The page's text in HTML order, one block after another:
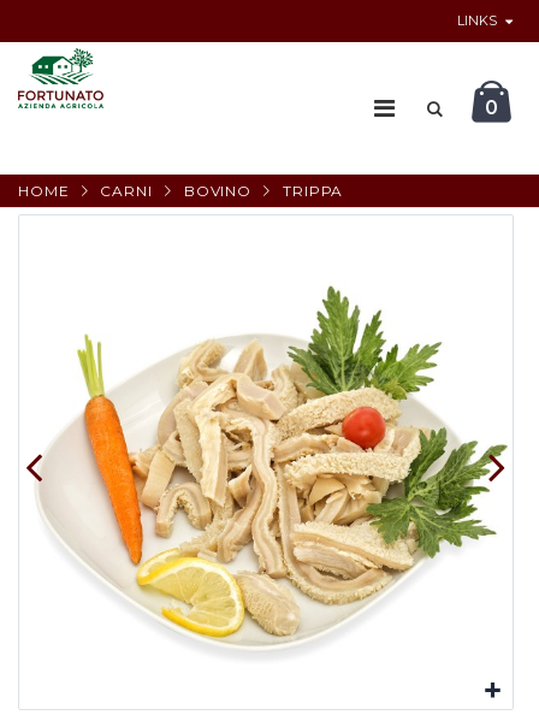
LINKS
0
HOME CARNI BOVINO TRIPPA